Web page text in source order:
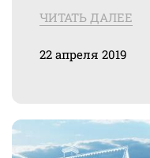
ЧИТАТЬ ДАЛЕЕ
22 апреля 2019